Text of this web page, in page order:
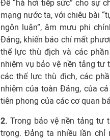
Để “hà hơi tiếp sức” cho sự
mạng nước ta, với chiêu bài
ngôn luận”, âm mưu phi
Đảng, khiến báo chí mất
thế lực thù địch và các
nhiệm vụ bảo vệ nền tảng tư
các thế lực thù địch, các
nhiệm của toàn Đảng, của
tiên phong của các cơ quan
2. Trong bảo vệ nền tảng tư
trọng. Đảng ta nhiều lần chỉ